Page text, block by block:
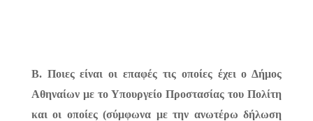
Β. Ποιες είναι οι επαφές τις οποίες έχει ο Δήμος
Αθηναίων με το Υπουργείο Προστασίας του Πολίτη
και οι οποίες (σύμφωνα με την ανωτέρω δήλωση